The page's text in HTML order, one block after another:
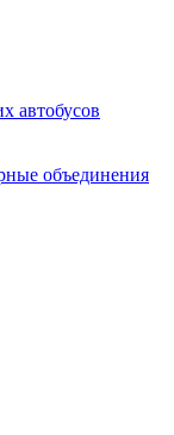
автобусов
объединения